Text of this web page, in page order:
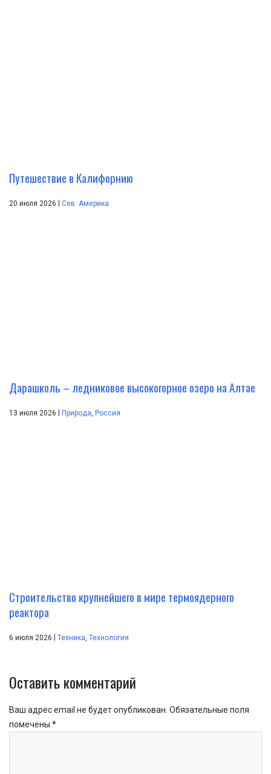
Путешествие в Калифорнию
20 июля 2026 Сев. Америка
Дарашколь – ледниковое высокогорное озеро на Алтае
13 июля 2026 Природа, Россия
Строительство крупнейшего в мире термоядерного
реактора
6 июля 2026 | Техника, Технология
Оставить комментарий
Ваш адрес email не будет опубликован. Обязательные поля
помечены *